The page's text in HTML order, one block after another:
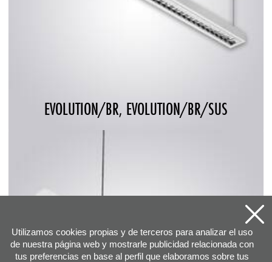
EVOLUTION/BR, EVOLUTION/BR/SUS
Utilizamos cookies propias y de terceros para analizar el uso
de nuestra página web y mostrarle publicidad relacionada con
tus preferencias en base al perfil que elaboramos sobre tus